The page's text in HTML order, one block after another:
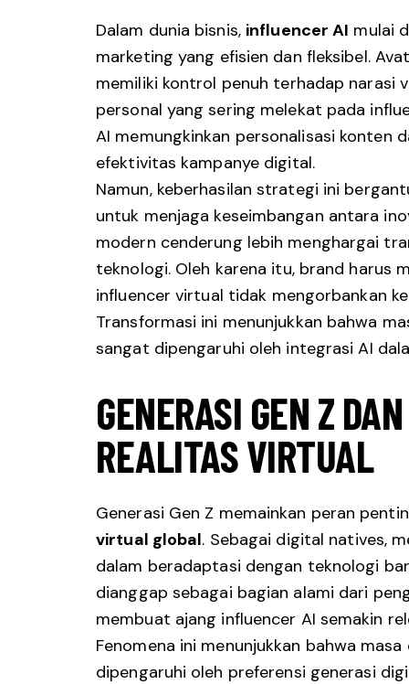
Dalam dunia bisnis, influencer AI mulai
marketing yang efisien dan fleksibel.
memiliki kontrol penuh terhadap narasi
personal yang sering melekat pada
AI memungkinkan personalisasi konten
efektivitas kampanye digital.
Namun, keberhasilan strategi ini
untuk menjaga keseimbangan antara
modern cenderung lebih menghargai
teknologi. Oleh karena itu, brand harus
influencer virtual tidak mengorbankan
Transformasi ini menunjukkan bahwa
sangat dipengaruhi oleh integrasi AI
GENERASI GEN Z
REALITAS VIRTUAL
Generasi Gen Z memainkan peran
virtual global. Sebagai digital natives,
dalam beradaptasi dengan teknologi
dianggap sebagai bagian alami dari
membuat ajang influencer AI semakin
Fenomena ini menunjukkan bahwa
dipengaruhi oleh preferensi generasi